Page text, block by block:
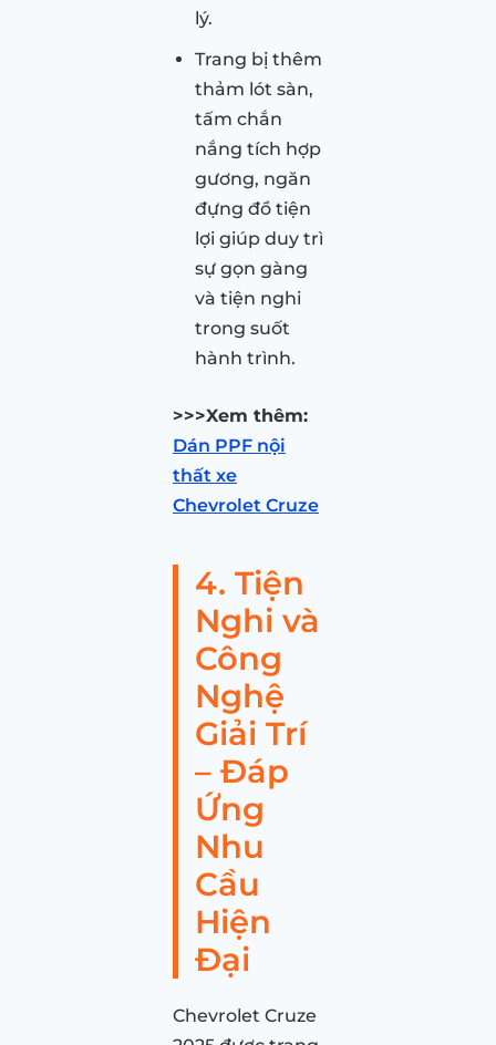
lý.
Trang bị thêm
thảm lót sàn,
tấm chắn
nắng tích hợp
gương, ngăn
đựng đồ tiện
lợi giúp duy trì
sự gọn gàng
và tiện nghi
trong suốt
hành trình.
>>>Xem thêm:
Dán PPF nội
thất xe
Chevrolet Cruze
4. Tiện
Nghi và
Công
Nghệ
Giải Trí
– Đáp
Ứng
Nhu
Cầu
Hiện
Đại
Chevrolet Cruze